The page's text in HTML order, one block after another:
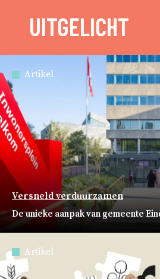
UITGELICHT
Artikel
Versneld verduurzamen
De unieke aanpak van gemeente
Artikel